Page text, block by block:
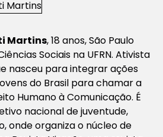
Martins, 18 anos, São Paulo
Sociais na UFRN. Ativista
nasceu para integrar ações
do Brasil para chamar a
Humano à Comunicação. É
nacional de juventude,
onde organiza o núcleo de